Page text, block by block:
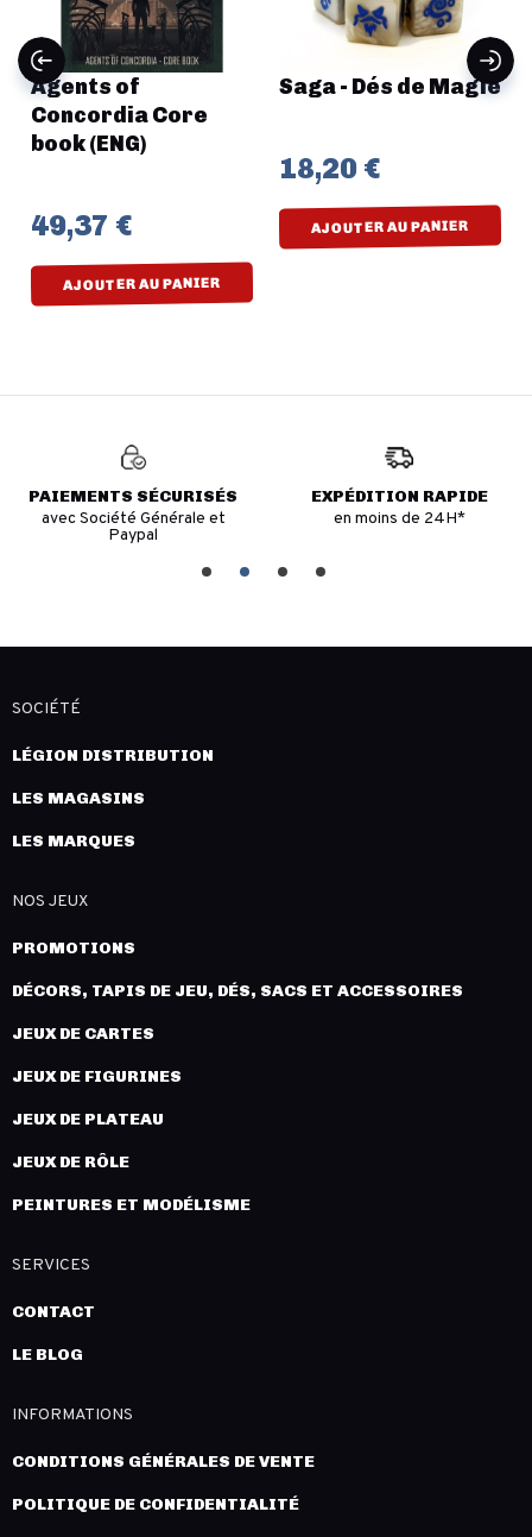
Agents of
Concordia Core
book (ENG)
49,37 €
AJOUTER AU PANIER
Saga - Dés de Magie
18,20 €
AJOUTER AU PANIER
PAIEMENTS SÉCURISÉS
avec Société Générale et
Paypal
EXPÉDITION RAPIDE
en moins de 24H*
SOCIÉTÉ
LÉGION DISTRIBUTION
LES MAGASINS
LES MARQUES
NOS JEUX
PROMOTIONS
DÉCORS, TAPIS DE JEU, DÉS, SACS ET ACCESSOIRES
JEUX DE CARTES
JEUX DE FIGURINES
JEUX DE PLATEAU
JEUX DE RÔLE
PEINTURES ET MODÉLISME
SERVICES
CONTACT
LE BLOG
INFORMATIONS
CONDITIONS GÉNÉRALES DE VENTE
POLITIQUE DE CONFIDENTIALITÉ